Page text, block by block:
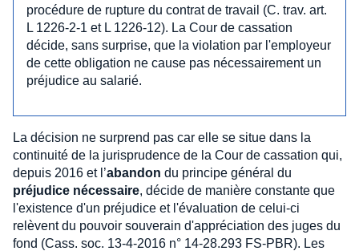
procédure de rupture du contrat de travail (C. trav. art.
L 1226-2-1 et L 1226-12). La Cour de cassation
décide, sans surprise, que la violation par l'employeur
de cette obligation ne cause pas nécessairement un
préjudice au salarié.
La décision ne surprend pas car elle se situe dans la
continuité de la jurisprudence de la Cour de cassation qui,
depuis 2016 et l’abandon du principe général du
préjudice nécessaire, décide de manière constante que
l'existence d'un préjudice et l'évaluation de celui-ci
relèvent du pouvoir souverain d'appréciation des juges du
fond (Cass. soc. 13-4-2016 n° 14-28.293 FS-PBR). Les